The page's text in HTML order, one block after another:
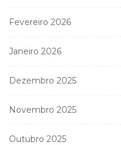
Fevereiro 2026
Janeiro 2026
Dezembro 2025
Novembro 2025
Outubro 2025